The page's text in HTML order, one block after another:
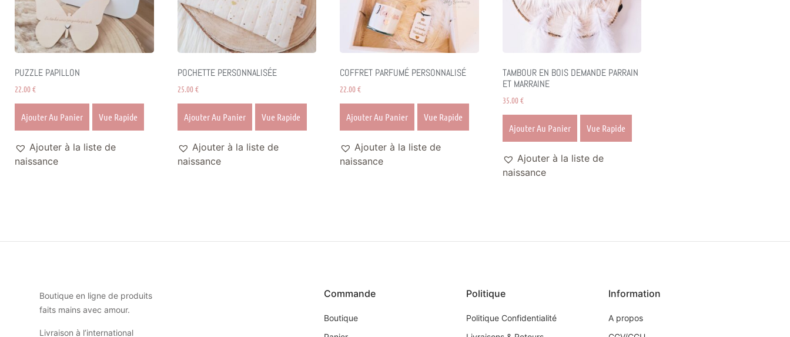
PUZZLE PAPILLON
22.00€
Ajouter Au Panier Vue Rapide
Ajouter à la liste de
naissance
POCHETTE PERSONNALISÉE
25.00€
Ajouter Au Panier Vue Rapide
Ajouter à la liste de
naissance
COFFRET PARFUMÉ PERSONNALISÉ
22.00€
Ajouter Au Panier Vue Rapide
Ajouter à la liste de
naissance
TAMBOUR EN BOIS DEMANDE PARRAIN
ET MARRAINE
35.00€
Ajouter Au Panier Vue Rapide
Ajouter à la liste de
naissance
Boutique en ligne de produits
faits mains avec amour.
Livraison à l’international
Commande
Boutique
Politique
Politique Confidentialité
Information
A propos